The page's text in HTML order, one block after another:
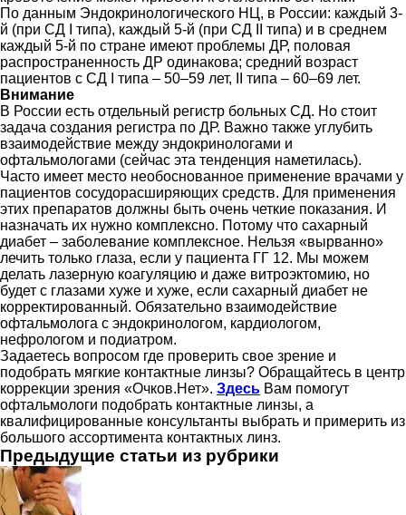
По данным Эндокринологического НЦ, в России: каждый 3-
й (при СД I типа), каждый 5-й (при СД II типа) и в среднем
каждый 5-й по стране имеют проблемы ДР, половая
распространенность ДР одинакова; средний возраст
пациентов с СД I типа – 50–59 лет, II типа – 60–69 лет.
Внимание
В России есть отдельный регистр больных СД. Но стоит
задача создания регистра по ДР. Важно также углубить
взаимодействие между эндокринологами и
офтальмологами (сейчас эта тенденция наметилась).
Часто имеет место необоснованное применение врачами у
пациентов сосудорасширяющих средств. Для применения
этих препаратов должны быть очень четкие показания. И
назначать их нужно комплексно. Потому что сахарный
диабет – заболевание комплексное. Нельзя «вырванно»
лечить только глаза, если у пациента ГГ 12. Мы можем
делать лазерную коагуляцию и даже витроэктомию, но
будет с глазами хуже и хуже, если сахарный диабет не
корректированный. Обязательно взаимодействие
офтальмолога с эндокринологом, кардиологом,
нефрологом и подиатром.
Задаетесь вопросом где проверить свое зрение и
подобрать мягкие контактные линзы? Обращайтесь в центр
коррекции зрения «Очков.Нет». Здесь Вам помогут
офтальмологи подобрать контактные линзы, а
квалифицированные консультанты выбрать и примерить из
большого ассортимента контактных линз.
Предыдущие статьи из рубрики